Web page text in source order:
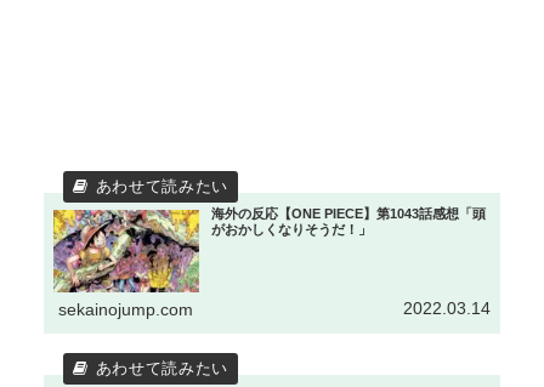
海外の反応【ONE PIECE】第1043話感想「頭
がおかしくなりそうだ！」
sekainojump.com 2022.03.14